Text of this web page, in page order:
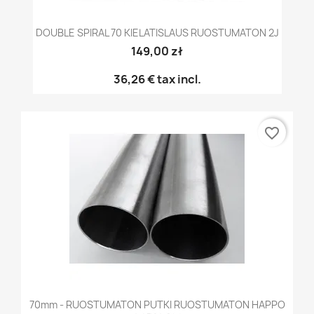
DOUBLE SPIRAL 70 KIELATISLAUS RUOSTUMATON 2J
149,00 zł
36,26 €tax incl.
70mm - RUOSTUMATON PUTKI RUOSTUMATON HAPPO
favorite_border